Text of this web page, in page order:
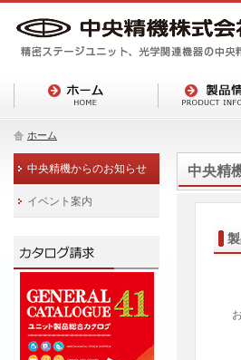
ホーム
中央精
中央精機からのお知らせ
イベント案内